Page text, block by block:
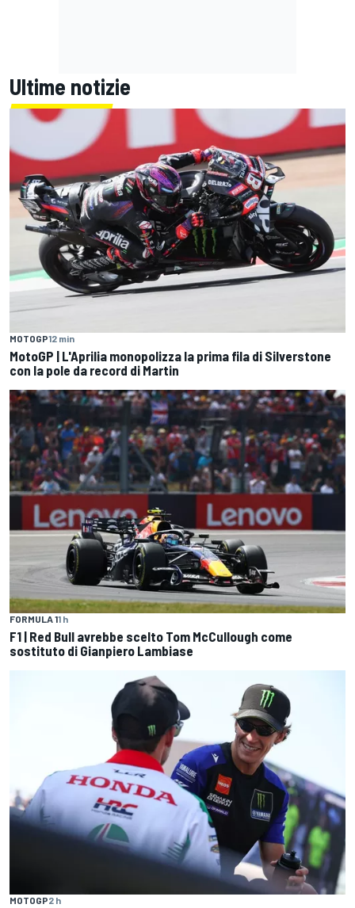
Ultime notizie
MOTOGP12 min
MotoGP | L'Aprilia monopolizza la prima fila di Silverstone
con la pole da record di Martin
FORMULA 11 h
F1 | Red Bull avrebbe scelto Tom McCullough come
sostituto di Gianpiero Lambiase
MOTOGP2 h